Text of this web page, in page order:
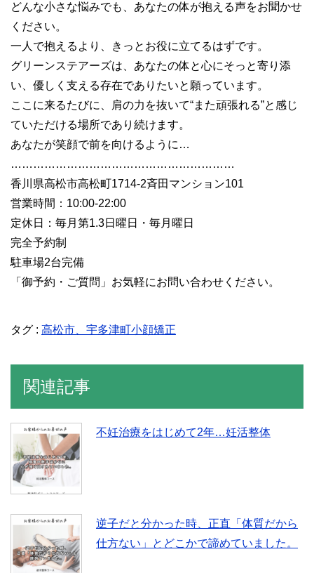
どんな小さな悩みでも、あなたの体が抱える声をお聞かせ
ください。
一人で抱えるより、きっとお役に立てるはずです。
グリーンステアーズは、あなたの体と心にそっと寄り添
い、優しく支える存在でありたいと願っています。
ここに来るたびに、肩の力を抜いて“また頑張れる”と感じ
ていただける場所であり続けます。
あなたが笑顔で前を向けるように…
……………………………………………………
香川県高松市高松町1714-2斉田マンション101
営業時間：10:00-22:00
定休日：毎月第1.3日曜日・毎月曜日
完全予約制
駐車場2台完備
「御予約・ご質問」お気軽にお問い合わせください。
タグ : 高松市、宇多津町小顔矯正
関連記事
不妊治療をはじめて2年…妊活整体
逆子だと分かった時、正直「体質だから
仕方ない」とどこかで諦めていました。